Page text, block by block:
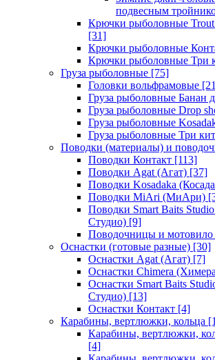
подвесным
Крючки рыболовные Trout
[31]
Крючки рыболовные
Крючки рыболовные Три
Груза рыболовные [75]
Головки вольфрамовые
Груза рыболовные Банан
Груза рыболовные Drop
Груза рыболовные
Груза рыболовные Три
Поводки (материалы) и
Поводки Контакт [113]
Поводки Agat (Агат) [37]
Поводки Kosadaka
Поводки MiAri (МиАри)
Поводки Smart Baits
Студио) [9]
Поводочницы и мотовило
Оснастки (готовые разные) [30]
Оснастки Agat (Агат) [7]
Оснастки Chimera
Оснастки Smart Baits
Студио) [13]
Оснастки Контакт [4]
Карабины, вертлюжки, кольца
Карабины, вертлюжки,
[4]